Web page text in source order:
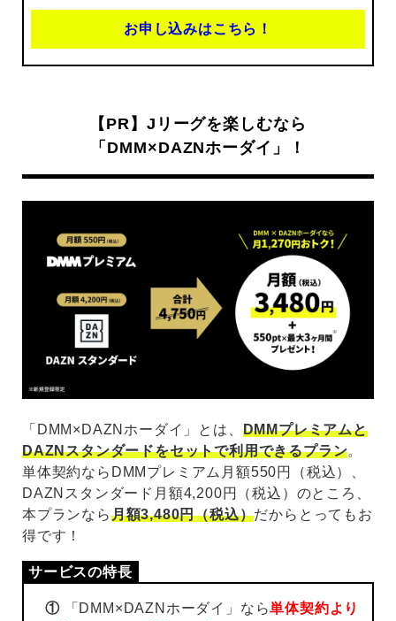
お申し込みはこちら！
【PR】Jリーグを楽しむなら
「DMM×DAZNホーダイ」！
「DMM×DAZNホーダイ」とは、 DMMプレミアムと
DAZNスタンダードをセットで利用できるプラン。
単体契約ならDMMプレミアム月額550円（税込）、
DAZNスタンダード月額4,200円（税込）のところ、
本プランなら月額3,480円（税込）だからとってもお
得です！
①「DMM×DAZNホーダイ」なら単体契約より